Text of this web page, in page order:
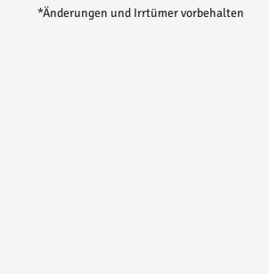
*Änderungen und Irrtümer vorbehalten